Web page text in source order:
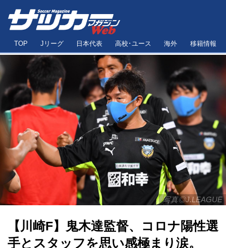
TOP Jリーグ 日本代表 高校･ユース 海外 移籍情報
写真◎J.LEAGUE
【川崎F】鬼木達監督、コロナ陽性選
手とスタッフを思い感極まり涙。